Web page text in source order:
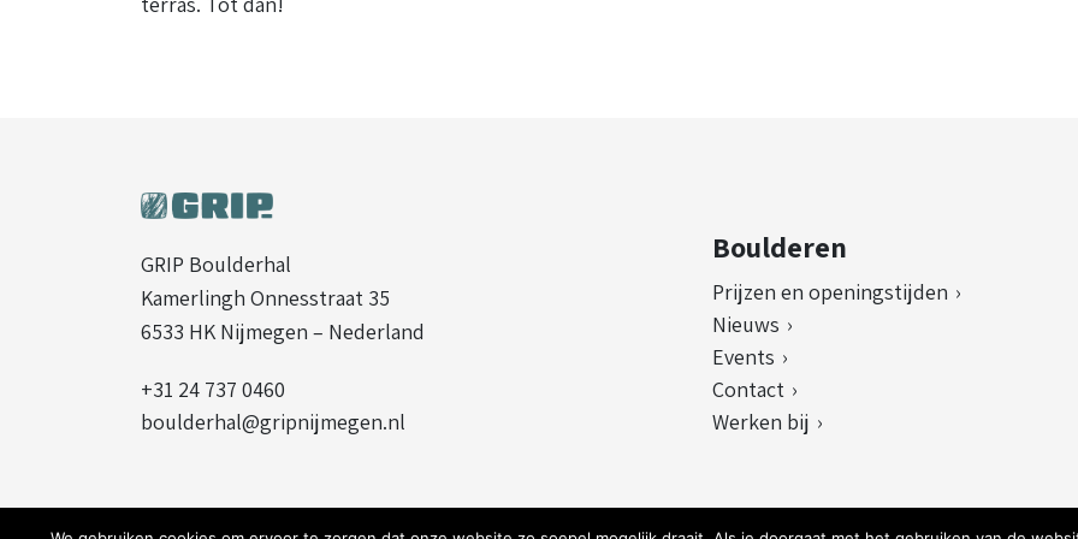
GRIP Boulderhal
Kamerlingh Onnesstraat 35
6533 HK Nijmegen – Nederland
+31 24 737 0460
boulderhal@gripnijmegen.nl
Boulderen
Prijzen en openingstijden
Nieuws
Events
Contact
Werken bij